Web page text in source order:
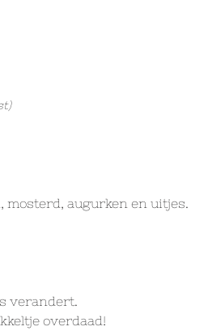
augurken en uitjes.
verandert.
overdaad!